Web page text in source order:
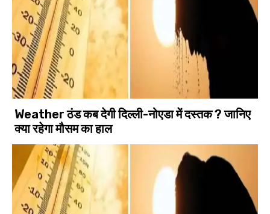
Weather ठंड कब देगी दिल्ली-नोएडा में दस्तक ? जानिए
क्या रहेगा मौसम का हाल